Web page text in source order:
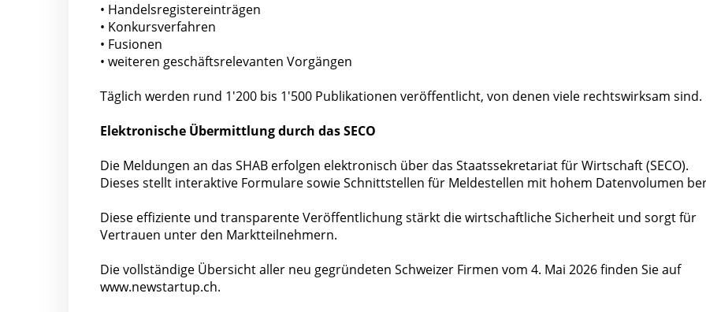
• Handelsregistereinträgen
• Konkursverfahren
• Fusionen
• weiteren geschäftsrelevanten Vorgängen
Täglich werden rund 1'200 bis 1'500 Publikationen veröffentlicht, von denen viele rechtswirksam sind.
Elektronische Übermittlung durch das SECO
Die Meldungen an das SHAB erfolgen elektronisch über das Staatssekretariat für Wirtschaft (SECO).
Dieses stellt interaktive Formulare sowie Schnittstellen für Meldestellen mit hohem Datenvolumen
Diese effiziente und transparente Veröffentlichung stärkt die wirtschaftliche Sicherheit und sorgt für
Vertrauen unter den Marktteilnehmern.
Die vollständige Übersicht aller neu gegründeten Schweizer Firmen vom 4. Mai 2026 finden Sie auf
www.newstartup.ch.